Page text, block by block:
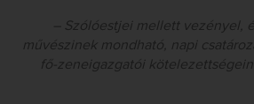
– Szólóestjei mellett vezényel,
művészinek mondható, napi
fő-zeneigazgatói